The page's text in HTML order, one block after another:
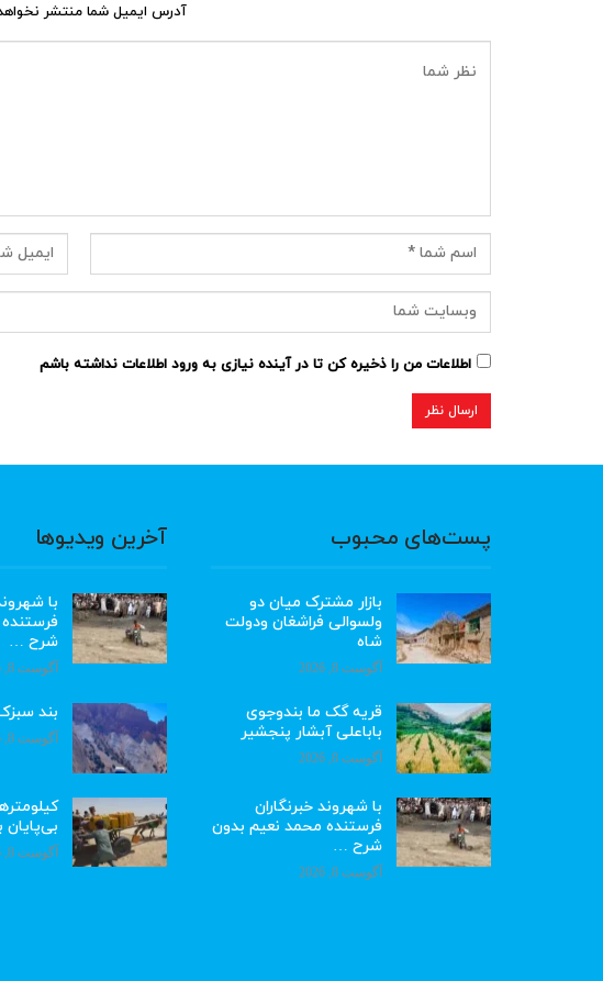
آدرس ایمیل شما منتشر
اطلاعات من را ذخیره کن تا در آینده نیازی به ورود اطلاعات نداشته باشم
پست‌های محبوب
بازار مشترک میان دو
ولسوالی فراشغان ودولت
شاه
آگوست 8, 2026
قریه گک ما بندوجوی
باباعلی آبشار پنجشیر
آگوست 8, 2026
با شهروند خبرنگاران
فرستنده محمد نعیم بدون
شرح …
آگوست 8, 2026
آخرین ویدیوها
با
شرح …
آگوست 8, 2026
بند
آگوست 8, 2026
آگوست 8, 2026